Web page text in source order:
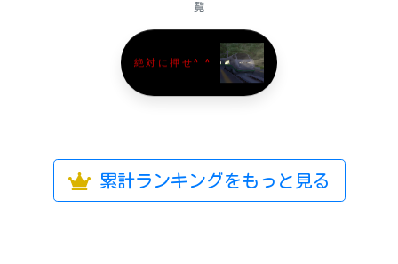
覧
絶対に押せ^ ^
累計ランキングをもっと見る